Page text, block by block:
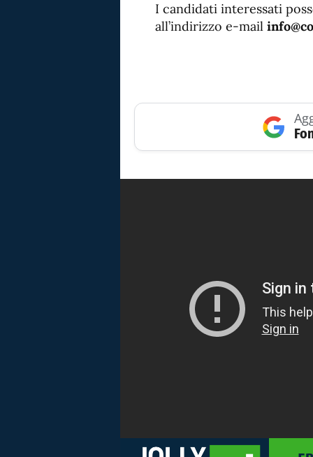
I candidati interessati
all’indirizzo e-mail